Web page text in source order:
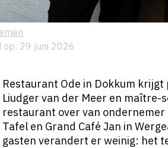
op: 29 juni 2026
Restaurant Ode in Dokkum
Liudger van der Meer en maître-
restaurant over van ondernemer
Tafel en Grand Café Jan in
gasten verandert er weinig: het